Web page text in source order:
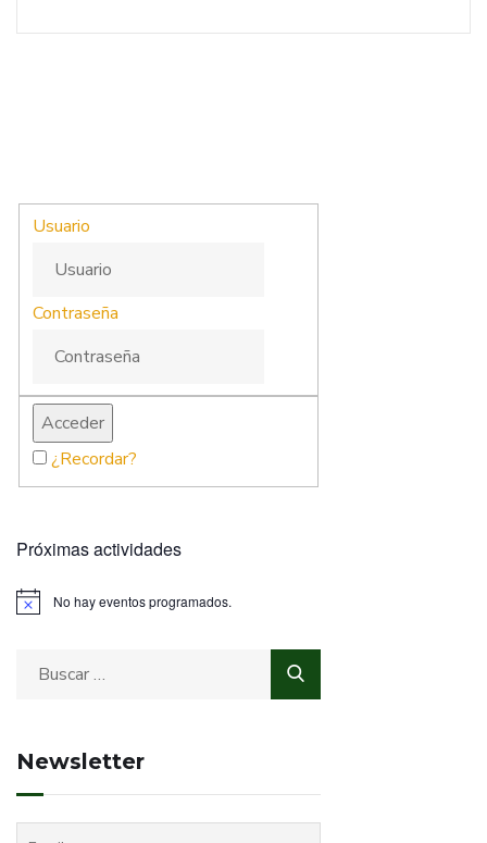
Usuario
Contraseña
¿Recordar?
Próximas actividades
No hay eventos programados.
Newsletter